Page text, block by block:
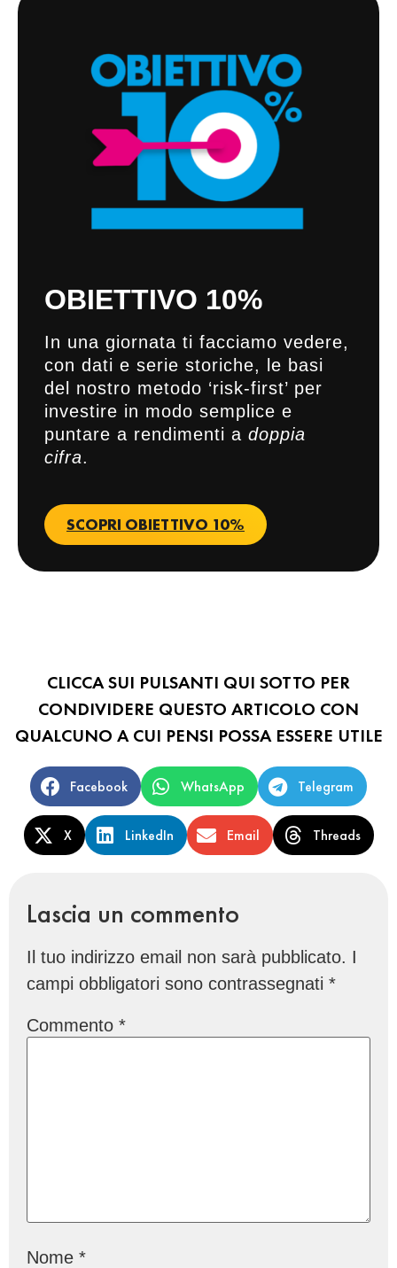
OBIETTIVO 10%
In una giornata ti facciamo vedere,
con dati e serie storiche, le basi
del nostro metodo ‘risk-first’ per
investire in modo semplice e
puntare a rendimenti a doppia
cifra.
SCOPRI OBIETTIVO 10%
CLICCA SUI PULSANTI QUI SOTTO PER
CONDIVIDERE QUESTO ARTICOLO CON
QUALCUNO A CUI PENSI POSSA ESSERE UTILE
Facebook WhatsApp Telegram
X LinkedIn Email Threads
Lascia un commento
Il tuo indirizzo email non sarà pubblicato. I
campi obbligatori sono contrassegnati *
Commento *
Nome *